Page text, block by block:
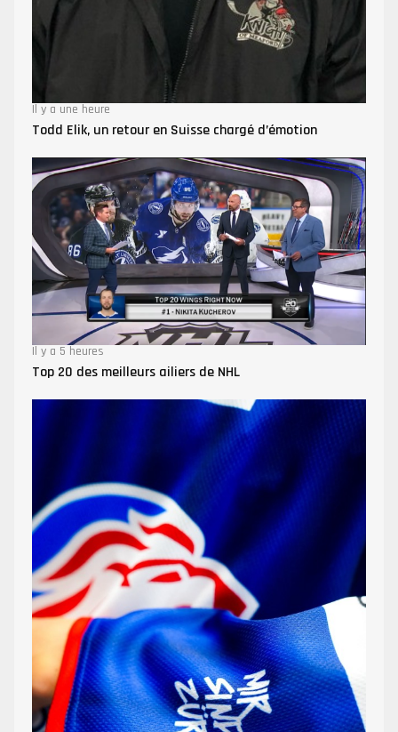
Il y a une heure
Todd Elik, un retour en Suisse chargé d’émotion
Il y a 5 heures
Top 20 des meilleurs ailiers de NHL